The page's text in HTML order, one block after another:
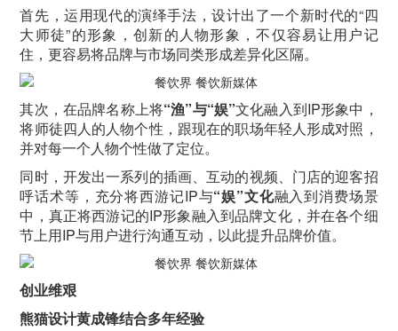
首先，运用现代的演绎手法，设计出了一个新时代的“四
大师徒”的形象，创新的人物形象，不仅容易让用户记
住，更容易将品牌与市场同类形成差异化区隔。
其次，在品牌名称上将“渔”与“娱”文化融入到IP形象中，
将师徒四人的人物个性，跟现在的职场年轻人形成对照，
并对每一个人物个性做了定位。
同时，开发出一系列的插画、互动的视频、门店的迎客招
呼话术等，充分将西游记IP与“娱”文化融入到消费场景
中，真正将西游记的IP形象融入到品牌文化，并在各个细
节上用IP与用户进行沟通互动，以此提升品牌价值。
创业维艰
熊猫设计黄成锋结合多年经验